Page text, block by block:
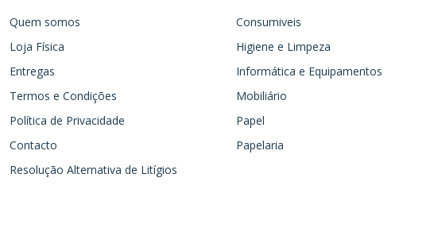
Quem somos
Loja Física
Entregas
Termos e Condições
Política de Privacidade
Contacto
Resolução Alternativa de Litígios
Consumiveis
Higiene e Limpeza
Informática e Equipamentos
Mobiliário
Papel
Papelaria